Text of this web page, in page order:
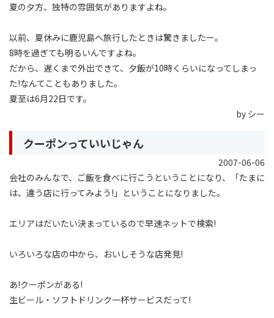
夏の夕方、独特の雰囲気がありますよね。
以前、夏休みに鹿児島へ旅行したときは驚きましたー。
8時を過ぎても明るいんですよね。
だから、遅くまで外出できて、夕飯が10時くらいになってしまっ
た!なんてこともありました。
夏至は6月22日です。
by シー
クーポンっていいじゃん
2007-06-06
会社のみんなで、ご飯を食べに行こうということになり、「たまに
は、違う店に行ってみよう!」ということになりました。
エリアはだいたい決まっているので早速ネットで検索!
いろいろな店の中から、おいしそうな店発見!
あ!クーポンがある!
生ビール・ソフトドリンク一杯サービスだって!